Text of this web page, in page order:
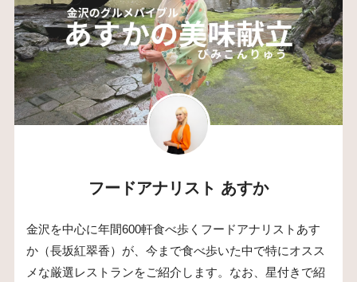
フードアナリスト あすか
金沢を中心に年間600軒食べ歩くフードアナリストあす
か（長坂紅翠香）が、今まで食べ歩いた中で特にオスス
メな厳選レストランをご紹介します。なお、星付きで紹